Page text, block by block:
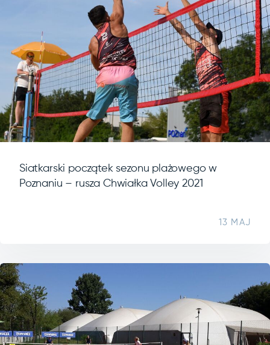
Siatkarski początek sezonu plażowego w
Poznaniu – rusza Chwiałka Volley 2021
13 MAJ